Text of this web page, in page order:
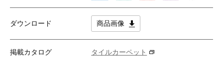
ダウンロード 商品画像
掲載カタログ タイルカーペット